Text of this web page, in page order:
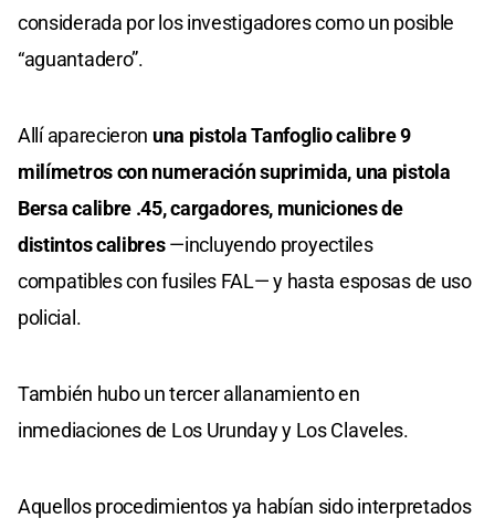
considerada por los investigadores como un posible
“aguantadero”.
Allí aparecieron una pistola Tanfoglio calibre 9
milímetros con numeración suprimida, una pistola
Bersa calibre .45, cargadores, municiones de
distintos calibres—incluyendo proyectiles
compatibles con fusiles FAL— y hasta esposas de uso
policial.
También hubo un tercer allanamiento en
inmediaciones de Los Urunday y Los Claveles.
Aquellos procedimientos ya habían sido interpretados